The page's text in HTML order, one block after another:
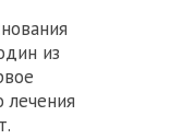
из
лечения